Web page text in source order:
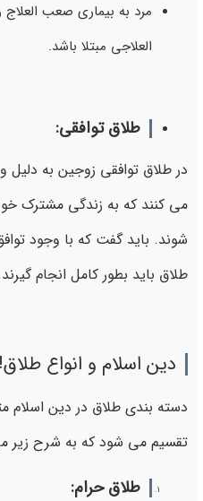
مرد به بیماری صعب
العلاجی مبتلا باشد.
طلاق توافقی:
در طلاق توافقی زوجین به دلیل
می کنند که به زندگی مشترک
شوند. باید گفت که با وجود
طلاق باید بطور کامل انجام
دین اسلام و انواع طلاق!
تقسیم می شود که به شرح زیر
طلاق حرام: